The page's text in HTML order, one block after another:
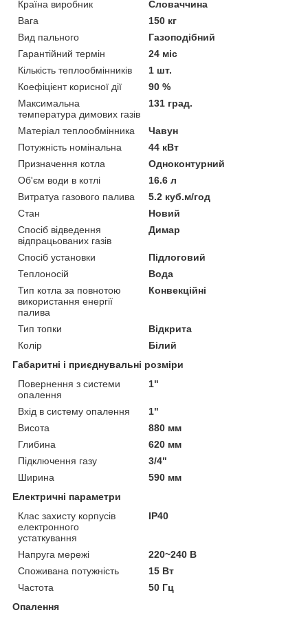
Країна виробник
Словаччина
Вага
150 кг
Вид пального
Газоподібний
Гарантійний термін
24 міс
Кількість теплообмінників
1 шт.
Коефіцієнт корисної дії
90 %
Максимальна
температура димових газів
131 град.
Матеріал теплообмінника
Чавун
Потужність номінальна
44 кВт
Призначення котла
Одноконтурний
Об'єм води в котлі
16.6 л
Витратуа газового палива
5.2 куб.м/год
Стан
Новий
Спосіб відведення
відпрацьованих газів
Димар
Спосіб установки
Підлоговий
Теплоносій
Вода
Тип котла за повнотою
використання енергії
палива
Конвекційні
Тип топки
Відкрита
Колір
Білий
Габаритні і приєднувальні розміри
Повернення з системи
опалення
1"
Вхід в систему опалення
1"
Висота
880 мм
Глибина
620 мм
Підключення газу
3/4"
Ширина
590 мм
Електричні параметри
Клас захисту корпусів
електронного
устаткування
IP40
Напруга мережі
220~240 В
Споживана потужність
15 Вт
Частота
50 Гц
Опалення